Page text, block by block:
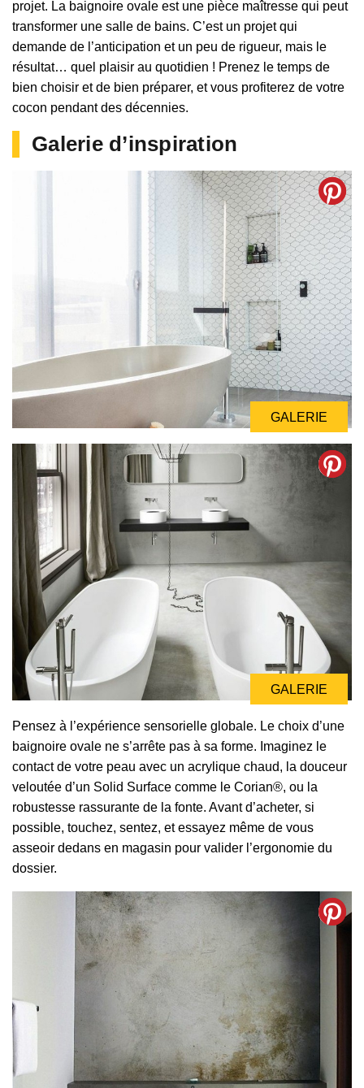
projet. La baignoire ovale est une pièce maîtresse qui peut
transformer une salle de bains. C’est un projet qui
demande de l’anticipation et un peu de rigueur, mais le
résultat… quel plaisir au quotidien ! Prenez le temps de
bien choisir et de bien préparer, et vous profiterez de votre
cocon pendant des décennies.
Galerie d’inspiration
GALERIE
GALERIE
Pensez à l’expérience sensorielle globale. Le choix d’une
baignoire ovale ne s’arrête pas à sa forme. Imaginez le
contact de votre peau avec un acrylique chaud, la douceur
veloutée d’un Solid Surface comme le Corian®, ou la
robustesse rassurante de la fonte. Avant d’acheter, si
possible, touchez, sentez, et essayez même de vous
asseoir dedans en magasin pour valider l’ergonomie du
dossier.